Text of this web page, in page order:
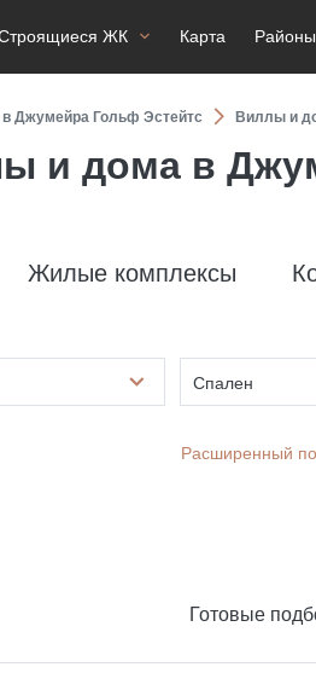
ЖК Карта Районы
Джумейра Гольф Эстейтс Виллы и
и дома в
Жилые комплексы
Спален
Расширенный
Готовые